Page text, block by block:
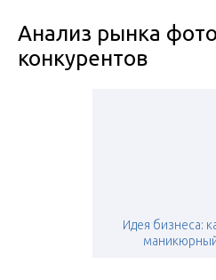
Анализ рынка
конкурентов
Идея бизнеса: